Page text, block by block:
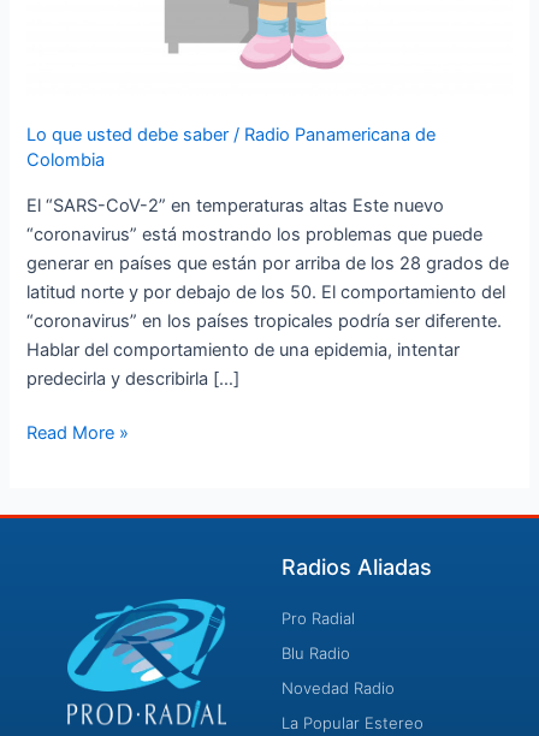
Lo que usted debe saber / Radio Panamericana de
Colombia
El “SARS-CoV-2” en temperaturas altas Este nuevo
“coronavirus” está mostrando los problemas que puede
generar en países que están por arriba de los 28 grados de
latitud norte y por debajo de los 50. El comportamiento del
“coronavirus” en los países tropicales podría ser diferente.
Hablar del comportamiento de una epidemia, intentar
predecirla y describirla […]
Read More »
Radios Aliadas
Pro Radial
Blu Radio
Novedad Radio
La Popular Estereo